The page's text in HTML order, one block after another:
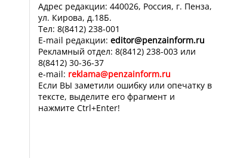
Адрес редакции: 440026, Россия, г. Пенза,
ул. Кирова, д.18Б.
Тел: 8(8412) 238-001
E-mail редакции: editor@penzainform.ru
Рекламный отдел: 8(8412) 238-003 или
8(8412) 30-36-37
e-mail: reklama@penzainform.ru
Если ВЫ заметили ошибку или опечатку в
тексте, выделите его фрагмент и
нажмите Ctrl+Enter!